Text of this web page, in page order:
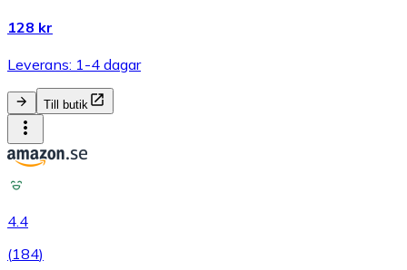
128 kr
Leverans: 1-4 dagar
Till butik
4.4
(184)